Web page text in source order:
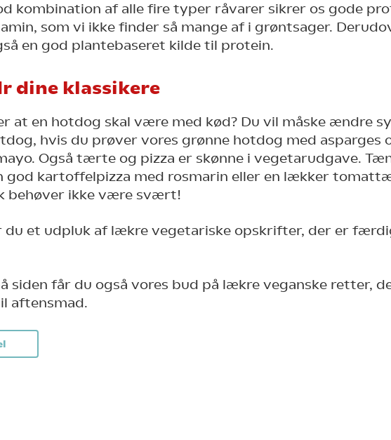
kombination af alle fire typer råvarer sikrer os gode
som vi ikke finder så mange af i grøntsager.
en god plantebaseret kilde til protein.
dine klassikere
at en hotdog skal være med kød? Du vil måske ændre
hvis du prøver vores grønne hotdog med asparges
Også tærte og pizza er skønne i vegetarudgave.
god kartoffelpizza med rosmarin eller en lækker
behøver ikke være svært!
du et udpluk af lækre vegetariske opskrifter, der er
siden får du også vores bud på lækre veganske retter,
aftensmad.